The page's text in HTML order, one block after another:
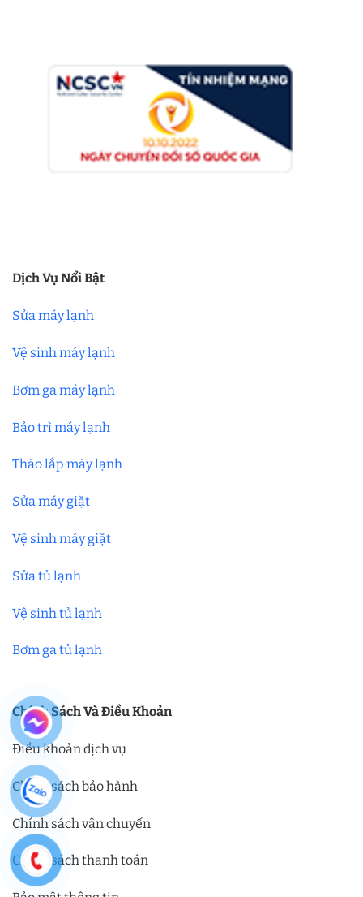
Dịch Vụ Nổi Bật
Sửa máy lạnh
Vệ sinh máy lạnh
Bơm ga máy lạnh
Bảo trì máy lạnh
Tháo lắp máy lạnh
Sửa máy giặt
Vệ sinh máy giặt
Sửa tủ lạnh
Vệ sinh tủ lạnh
Bơm ga tủ lạnh
Chính Sách Và Điều Khoản
Điều khoản dịch vụ
Chính sách bảo hành
Chính sách vận chuyển
Chính sách thanh toán